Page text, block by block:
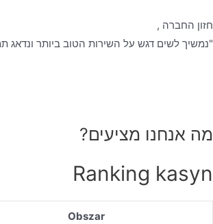
חזון החברה ,
"נמשיך לשים דגש על השירות הטוב ביותר ונדאג
מה אנחנו מציעים?
Ranking kasyn
Obszar